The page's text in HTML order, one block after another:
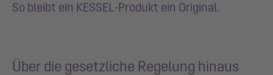
So bleibt ein KESSEL-Produkt ein Original.
Über die gesetzliche Regelung hinaus